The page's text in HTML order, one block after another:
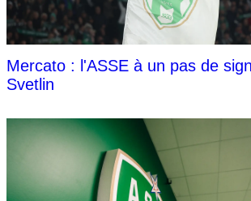
Mercato : l'ASSE à un pas de
Svetlin